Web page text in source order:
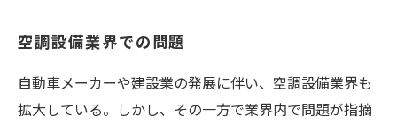
空調設備業界での問題
自動車メーカーや建設業の発展に伴い、空調設備業界も
拡大している。しかし、その一方で業界内で問題が指摘